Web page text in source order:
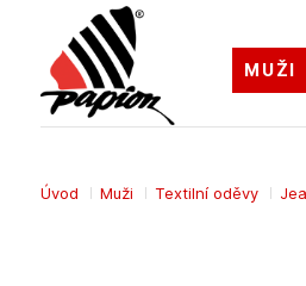
Úvod Muži Textilní oděvy
MUŽI